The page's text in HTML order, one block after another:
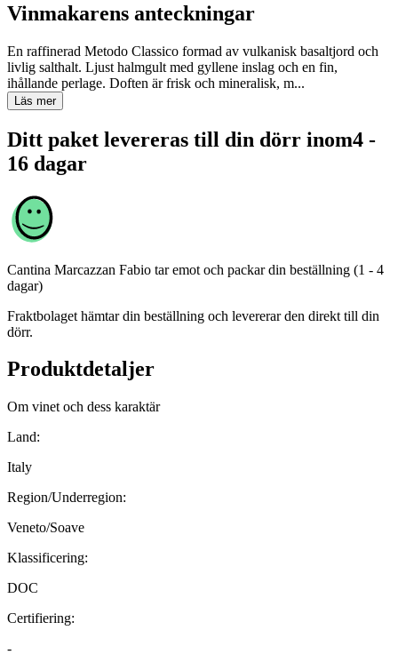
Vinmakarens anteckningar
En raffinerad Metodo Classico formad av vulkanisk basaltjord och
livlig salthalt. Ljust halmgult med gyllene inslag och en fin,
ihållande perlage. Doften är frisk och mineralisk, m...
Läs mer
Ditt paket levereras till din dörr inom4 -
16 dagar
Cantina Marcazzan Fabio tar emot och packar din beställning (1 - 4
dagar)
Fraktbolaget hämtar din beställning och levererar den direkt till din
dörr.
Produktdetaljer
Om vinet och dess karaktär
Land:
Italy
Region/Underregion:
Veneto/Soave
Klassificering:
DOC
Certifiering:
-